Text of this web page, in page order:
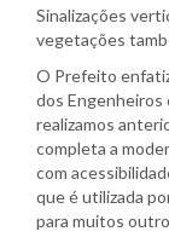
Sinalizações
vegetações
O Prefeito
dos Engenheiros
realizamos
completa a
com
que é utilizada
para muitos